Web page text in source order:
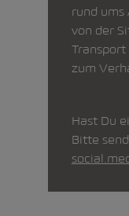
rund ums
von der
Transport
zum
Hast Du
Bitte